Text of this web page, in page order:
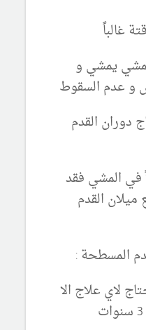
غالباً
يمشي و
و عدم السقوط
دوران القدم
في المشي فقد
القدم
المسطحة :
لاي علاج الا